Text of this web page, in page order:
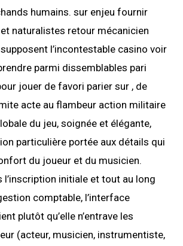
humains. sur enjeu fournir
naturalistes retour mécanicien
l’incontestable casino voir
parmi dissemblables pari
jouer de favori parier sur , de
acte au flambeur action militaire
du jeu, soignée et élégante,
particulière portée aux détails qui
du joueur et du musicien.
l’inscription initiale et tout au long
comptable, l’interface
plutôt qu’elle n’entrave les
(acteur, musicien, instrumentiste,